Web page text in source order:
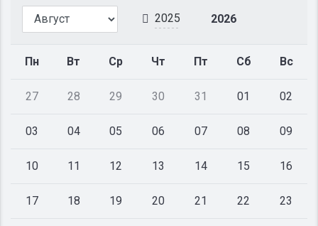
2025 2026
Пн Вт Ср Чт Пт Сб Вс
27 28 29 30 31 01 02
03 04 05 06 07 08 09
10 11 12 13 14 15 16
17 18 19 20 21 22 23